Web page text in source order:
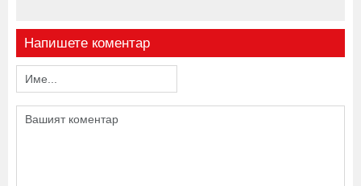
Напишете коментар